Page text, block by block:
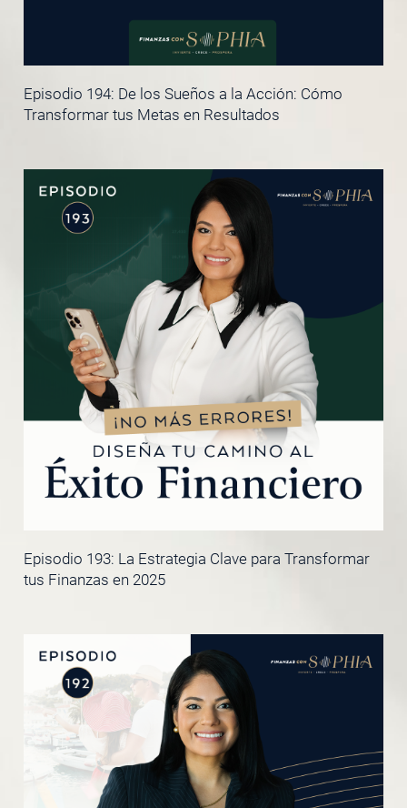
Episodio 194: De los Sueños a la Acción: Cómo
Transformar tus Metas en Resultados
Episodio 193: La Estrategia Clave para Transformar
tus Finanzas en 2025